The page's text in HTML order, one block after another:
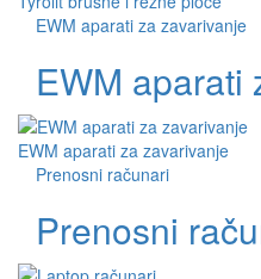
EWM aparati za zavarivanje
EWM aparati
EWM aparati za zavarivanje
Prenosni računari
Prenosni